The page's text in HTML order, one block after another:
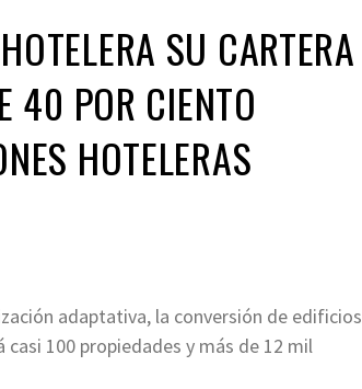
SU CARTERA
40 POR CIENTO
HOTELERAS
adaptativa, la conversión de edificios
100 propiedades y más de 12 mil